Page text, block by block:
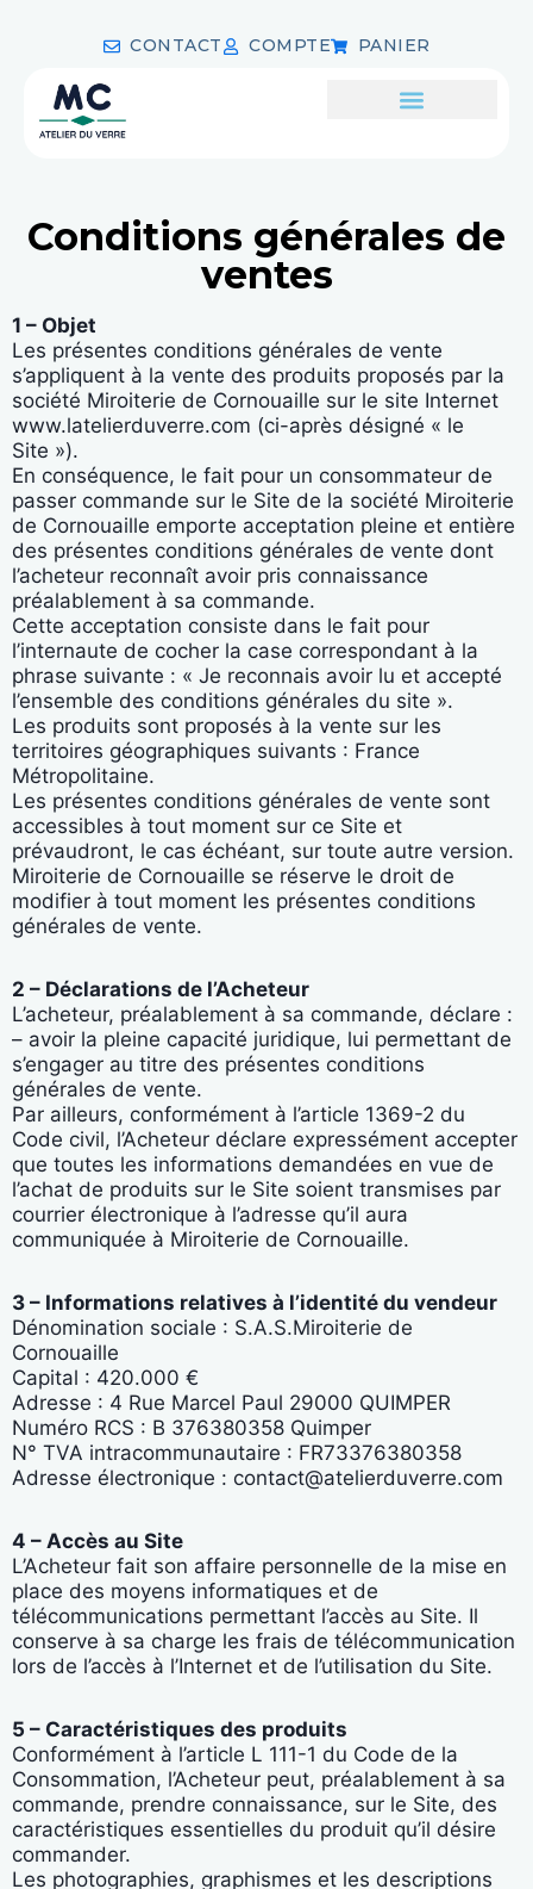
CONTACT COMPTE PANIER
Conditions générales de
ventes
1 – Objet
Les présentes conditions générales de vente
s’appliquent à la vente des produits proposés par la
société Miroiterie de Cornouaille sur le site Internet
www.latelierduverre.com (ci-après désigné « le
Site »).
En conséquence, le fait pour un consommateur de
passer commande sur le Site de la société Miroiterie
de Cornouaille emporte acceptation pleine et entière
des présentes conditions générales de vente dont
l’acheteur reconnaît avoir pris connaissance
préalablement à sa commande.
Cette acceptation consiste dans le fait pour
l’internaute de cocher la case correspondant à la
phrase suivante : « Je reconnais avoir lu et accepté
l’ensemble des conditions générales du site ».
Les produits sont proposés à la vente sur les
territoires géographiques suivants : France
Métropolitaine.
Les présentes conditions générales de vente sont
accessibles à tout moment sur ce Site et
prévaudront, le cas échéant, sur toute autre version.
Miroiterie de Cornouaille se réserve le droit de
modifier à tout moment les présentes conditions
générales de vente.
2 – Déclarations de l’Acheteur
L’acheteur, préalablement à sa commande, déclare :
– avoir la pleine capacité juridique, lui permettant de
s’engager au titre des présentes conditions
générales de vente.
Par ailleurs, conformément à l’article 1369-2 du
Code civil, l’Acheteur déclare expressément accepter
que toutes les informations demandées en vue de
l’achat de produits sur le Site soient transmises par
courrier électronique à l’adresse qu’il aura
communiquée à Miroiterie de Cornouaille.
3 – Informations relatives à l’identité du vendeur
Dénomination sociale : S.A.S.Miroiterie de
Cornouaille
Capital : 420.000 €
Adresse : 4 Rue Marcel Paul 29000 QUIMPER
Numéro RCS : B 376380358 Quimper
N° TVA intracommunautaire : FR73376380358
Adresse électronique : contact@atelierduverre.com
4 – Accès au Site
L’Acheteur fait son affaire personnelle de la mise en
place des moyens informatiques et de
télécommunications permettant l’accès au Site. Il
conserve à sa charge les frais de télécommunication
lors de l’accès à l’Internet et de l’utilisation du Site.
5 – Caractéristiques des produits
Conformément à l’article L 111-1 du Code de la
Consommation, l’Acheteur peut, préalablement à sa
commande, prendre connaissance, sur le Site, des
caractéristiques essentielles du produit qu’il désire
commander.
Les photographies, graphismes et les descriptions